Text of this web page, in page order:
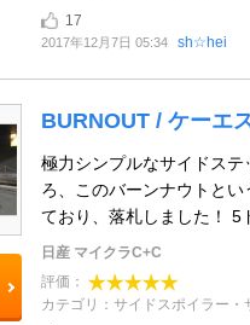
17
2017年12月7日 05:34 sh☆hei
BURNOUT / ケーエ
極力シンプルなサイドス
ろ、このバーンナウトと
ており、落札しました！ 5
日産 マイクラC+C
評価：
カテゴリ：サイドスポイラー・